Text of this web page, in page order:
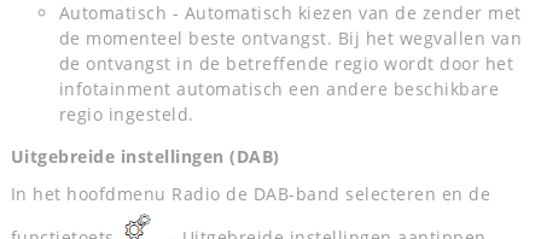
Automatisch - Automatisch kiezen van de zender met
de momenteel beste ontvangst. Bij het wegvallen van
de ontvangst in de betreffende regio wordt door het
infotainment automatisch een andere beschikbare
regio ingesteld.
Uitgebreide instellingen (DAB)
In het hoofdmenu Radio de DAB-band selecteren en de